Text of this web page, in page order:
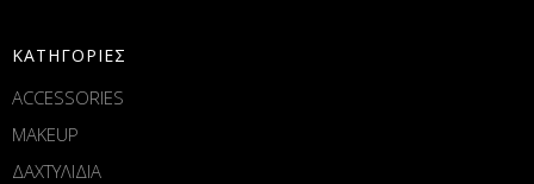
ΚΑΤΗΓΟΡΙΕΣ
ACCESSORIES
MAKEUP
ΔΑΧΤΥΛΙΔΙΑ